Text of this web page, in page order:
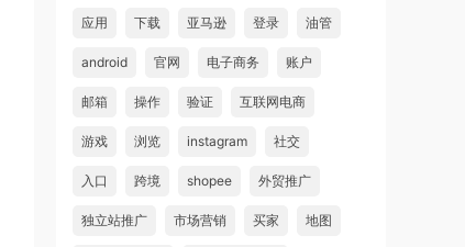
应用 下载 亚马逊 登录 油管
android 官网 电子商务 账户
邮箱 操作 验证 互联网电商
游戏 浏览 instagram 社交
入口 跨境 shopee 外贸推广
独立站推广 市场营销 买家 地图